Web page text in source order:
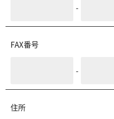
-
FAX番号
-
住所